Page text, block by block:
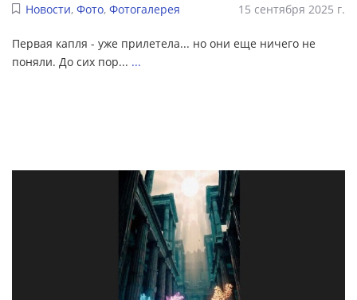
Новости, Фото, Фотогалерея 15 сентября 2025 г.
Первая капля - уже прилетела... но они еще ничего не
поняли. До сих пор... ...